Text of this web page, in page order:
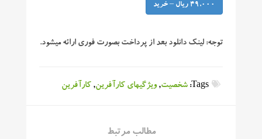
49,000 ریال – خرید
توجه: لینک دانلود بعد از پرداخت بصورت فوری ارائه میشود.
Tags: شخصیت,ویژگیهای کارآفرین, کارآفرین
مطالب مرتبط